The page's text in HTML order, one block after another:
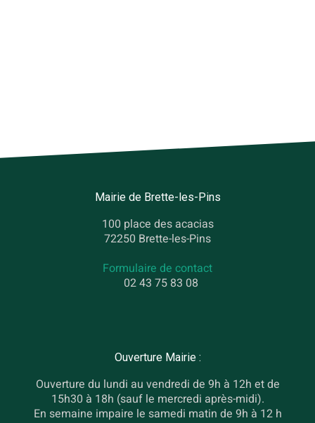
Mairie de Brette-les-Pins
100 place des acacias
72250 Brette-les-Pins
Formulaire de contact
02 43 75 83 08
Ouverture Mairie :
Ouverture du lundi au vendredi de 9h à 12h et de
15h30 à 18h (sauf le mercredi après-midi).
En semaine impaire le samedi matin de 9h à 12 h